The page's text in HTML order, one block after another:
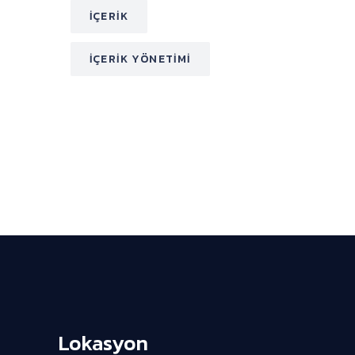
İÇERIK
İÇERIK YÖNETIMI
Lokasyon